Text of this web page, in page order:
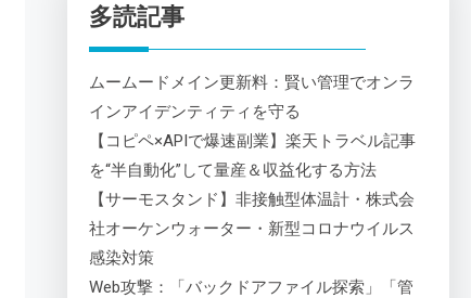
多読記事
ムームードメイン更新料：賢い管理でオンラ
インアイデンティティを守る
【コピペ×APIで爆速副業】楽天トラベル記事
を“半自動化”して量産＆収益化する方法
【サーモスタンド】非接触型体温計・株式会
社オーケンウォーター・新型コロナウイルス
感染対策
Web攻撃：「バックドアファイル探索」「管